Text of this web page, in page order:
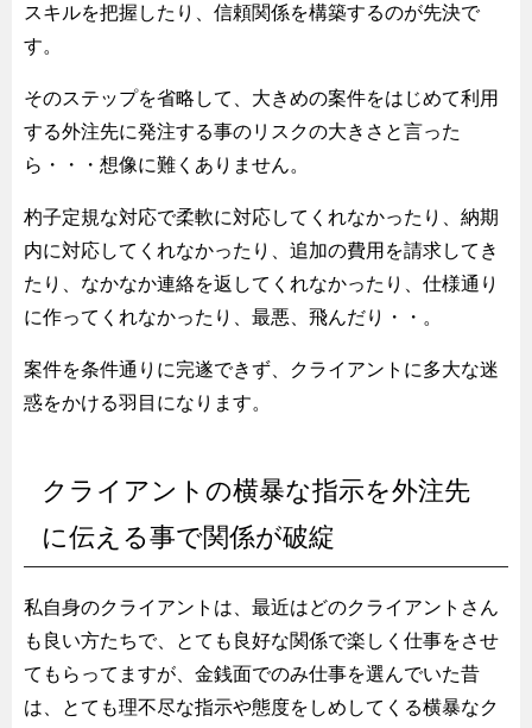
スキルを把握したり、信頼関係を構築するのが先決で
す。
そのステップを省略して、大きめの案件をはじめて利用
する外注先に発注する事のリスクの大きさと言った
ら・・・想像に難くありません。
杓子定規な対応で柔軟に対応してくれなかったり、納期
内に対応してくれなかったり、追加の費用を請求してき
たり、なかなか連絡を返してくれなかったり、仕様通り
に作ってくれなかったり、最悪、飛んだり・・。
案件を条件通りに完遂できず、クライアントに多大な迷
惑をかける羽目になります。
クライアントの横暴な指示を外注先
に伝える事で関係が破綻
私自身のクライアントは、最近はどのクライアントさん
も良い方たちで、とても良好な関係で楽しく仕事をさせ
てもらってますが、金銭面でのみ仕事を選んでいた昔
は、とても理不尽な指示や態度をしめしてくる横暴なク